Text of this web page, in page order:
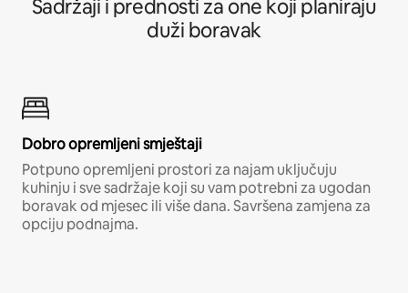
Sadržaji i prednosti za one koji planiraju
duži boravak
Dobro opremljeni smještaji
Potpuno opremljeni prostori za najam uključuju
kuhinju i sve sadržaje koji su vam potrebni za ugodan
boravak od mjesec ili više dana. Savršena zamjena za
opciju podnajma.